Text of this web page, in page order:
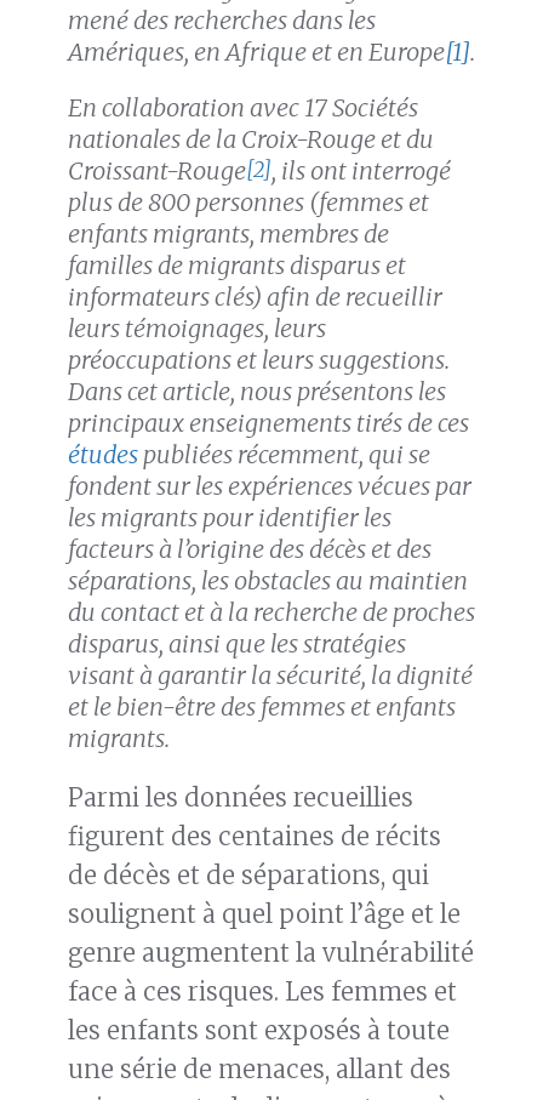
mené des recherches dans les
Amériques, en Afrique et en Europe[1].
En collaboration avec 17 Sociétés
nationales de la Croix-Rouge et du
Croissant-Rouge[2], ils ont interrogé
plus de 800 personnes (femmes et
enfants migrants, membres de
familles de migrants disparus et
informateurs clés) afin de recueillir
leurs témoignages, leurs
préoccupations et leurs suggestions.
Dans cet article, nous présentons les
principaux enseignements tirés de ces
études publiées récemment, qui se
fondent sur les expériences vécues par
les migrants pour identifier les
facteurs à l’origine des décès et des
séparations, les obstacles au maintien
du contact et à la recherche de proches
disparus, ainsi que les stratégies
visant à garantir la sécurité, la dignité
et le bien-être des femmes et enfants
migrants.
Parmi les données recueillies
figurent des centaines de récits
de décès et de séparations, qui
soulignent à quel point l’âge et le
genre augmentent la vulnérabilité
face à ces risques. Les femmes et
les enfants sont exposés à toute
une série de menaces, allant des